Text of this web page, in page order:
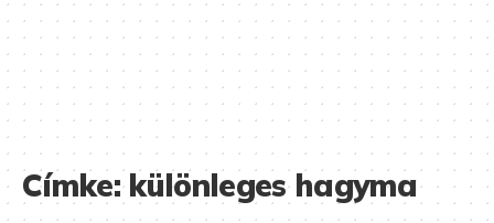
Címke:különleges hagyma